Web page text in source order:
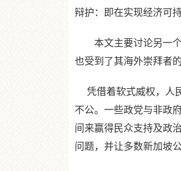
辩护：即在实现经济可
本文主要讨论另一个
也受到了其海外崇拜者的
凭借着软式威权，人
不公。一些政党与非政
间来赢得民众支持及政
问题，并让多数新加坡